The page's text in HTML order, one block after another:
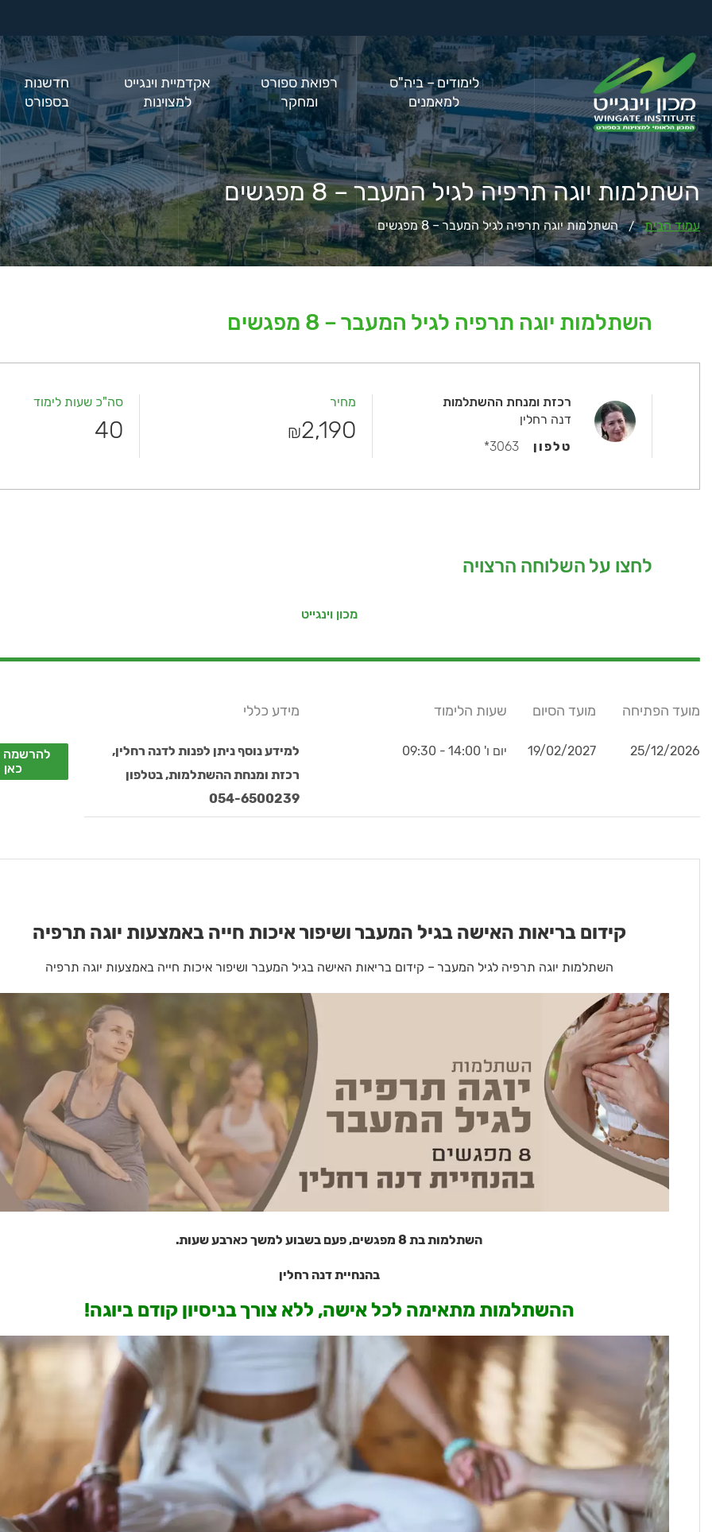
לימודים – ביה"ס
למאמנים
רפואת ספורט
ומחקר
אקדמיית וינגייט
למצוינות
חדשנות
בספורט
השתלמות יוגה תרפיה לגיל המעבר – 8 מפגשים
עמוד הבית / השתלמות יוגה תרפיה לגיל המעבר – 8 מפגשים
השתלמות יוגה תרפיה לגיל המעבר – 8 מפגשים
רכזת ומנחת ההשתלמות
דנה רחלין
טלפון
3063*
מחיר
2,190
₪
סה"כ שעות לימוד
40
לחצו על השלוחה הרצויה
מכון וינגייט
מועד הפתיחה מועד הסיום שעות הלימוד מידע כללי
25/12/2026
19/02/2027 יום ו' 14:00 - 09:30
למידע נוסף ניתן לפנות לדנה רחלין,
רכזת ומנחת ההשתלמות, בטלפון
054-6500239
להרשמה
כאן
קידום בריאות האישה בגיל המעבר ושיפור איכות חייה באמצעות יוגה תרפיה
השתלמות יוגה תרפיה לגיל המעבר – קידום בריאות האישה בגיל המעבר ושיפור איכות חייה באמצעות יוגה תרפיה
השתלמות בת 8 מפגשים, פעם בשבוע למשך כארבע שעות.
בהנחיית דנה רחלין
ההשתלמות מתאימה לכל אישה, ללא צורך בניסיון קודם ביוגה!